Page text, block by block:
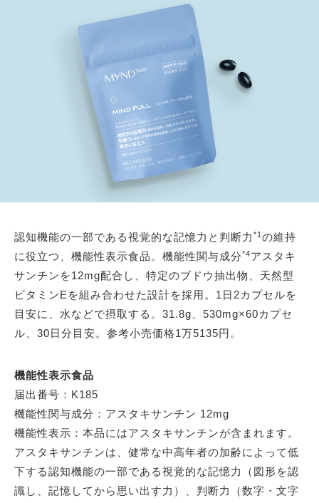
認知機能の一部である視覚的な記憶力と判断力 *1 の維持
に役立つ、機能性表示食品。機能性関与成分*4アスタキ
サンチンを12mg配合し、特定のブドウ抽出物、天然型
ビタミンEを組み合わせた設計を採用。1日2カプセルを
目安に、水などで摂取する。31.8g、530mg×60カプセ
ル、30日分目安。参考小売価格1万5135円。
機能性表示食品
届出番号：K185
機能性関与成分：アスタキサンチン 12mg
機能性表示：本品にはアスタキサンチンが含まれます。
アスタキサンチンは、健常な中高年者の加齢によって低
下する認知機能の一部である視覚的な記憶力（図形を認
識し、記憶してから思い出す力）、判断力（数字・文字